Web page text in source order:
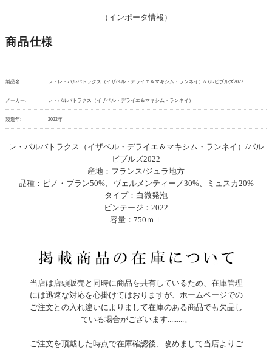
（インポータ情報）
商品仕様
製品名: レ・レ・バルバトラクス（イザベル・デライエ＆マキシム・ランネイ）/バルビブルズ2022
メーカー: レ・バルバトラクス（イザベル・デライエ＆マキシム・ランネイ）
製造年: 2022年
レ・バルバトラクス（イザベル・デライエ＆マキシム・ランネイ）/バル
ビブルズ2022
産地：フランス/ジュラ地方
品種：ピノ・ブラン50%、ヴェルメンティーノ30%、ミュスカ20%
タイプ：白微発泡
ビンテージ：2022
容量：750ｍｌ
当店は店頭販売と同時に商品を共有しているため、在庫管理
には迅速な対応を心掛けてはおりますが、ホームページでの
ご注文との入れ違いによりまして在庫のある商品でも欠品し
ている場合がございます.........。
ご注文を頂戴した時点で在庫確認後、改めまして当店よりご